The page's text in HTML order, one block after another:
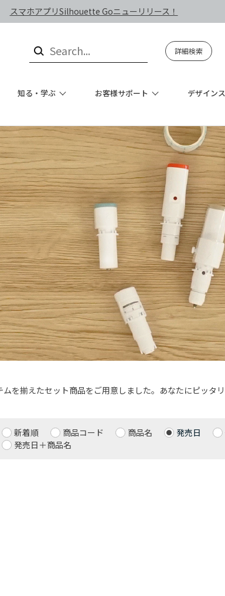
スマホアプリSilhouette Goニューリリース！
詳細検索
知る・学ぶ お客様サポート デザイン
を揃えたセット商品をご用意しました。あなたにピッタ
新着順 商品コード 商品名 発売日
発売日＋商品名